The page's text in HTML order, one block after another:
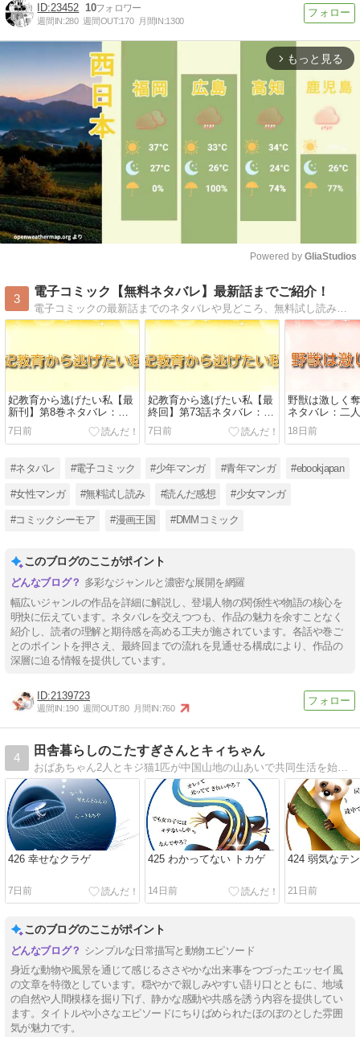
23452 10
週間IN:280 週間OUT:170 月間IN:1300
arrow_forward_ios もっと見る
Mute
Powered by GliaStudios
3
電子コミック【無料ネタバレ】最新話までご紹介！
電子コミックの最新話までのネタバレや見どころ、無料試し読みをご紹介。電子コミックで配信中の作品の中で、特におすすめしたいタイトルの最新話をお届けします。少年・少女・女性・青年など、様々なジャンルの電子コミックを無料試し読みでぜひどうぞ
妃教育から逃げたい私【最
新刊】第8巻ネタバレ：レ
ティシアとクラークの恋の
行方は！？
7日前
妃教育から逃げたい私【最
終回】第73話ネタバレ：レ
ティシアとクラークの恋の
結末
7日前
野獣は激しく
ネタバレ：二
と最終回を徹
18日前
#ネタバレ #電子コミック #少年マンガ #青年マンガ #ebookjapan
#女性マンガ #無料試し読み #読んだ感想 #少女マンガ
#コミックシーモア #漫画王国 #DMMコミック
このブログのここがポイント
多彩なジャンルと濃密な展開を網羅
幅広いジャンルの作品を詳細に解説し、登場人物の関係性や物語の核心を
明快に伝えています。ネタバレを交えつつも、作品の魅力を余すことなく
紹介し、読者の理解と期待感を高める工夫が施されています。各話や巻ご
とのポイントを押さえ、最終回までの流れを見通せる構成により、作品の
深層に迫る情報を提供しています。
2139723
週間IN:190 週間OUT:80 月間IN:760
4
田舎暮らしのこたすぎさんとキィちゃん
おばあちゃん2人とキジ猫1匹が中国山地の山あいで共同生活を始めました。 山の動物たち、清流、四季の移ろい…。不慣れも不便も楽しみながらの日々を淡々とつづります。
426 幸せなクラゲ
7日前
425 わかってない トカゲ
14日前
424 弱気なテン
21日前
このブログのここがポイント
シンプルな日常描写と動物エピソード
身近な動物や風景を通じて感じるささやかな出来事をつづったエッセイ風
の文章を特徴としています。穏やかで親しみやすい語り口とともに、地域
の自然や人間模様を掘り下げ、静かな感動や共感を誘う内容を提供してい
ます。タイトルや小さなエピソードにちりばめられたほのぼのとした雰囲
気が魅力です。